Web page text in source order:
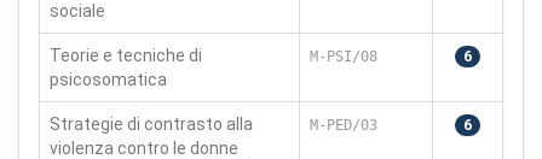
sociale
Teorie e tecniche di
psicosomatica
M-PSI/08 6
Strategie di contrasto alla
violenza contro le donne
M-PED/03 6